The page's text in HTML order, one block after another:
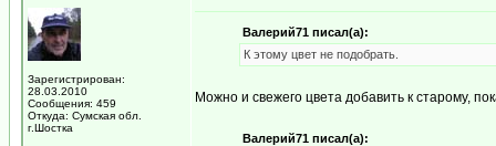
Зарегистрирован:
28.03.2010
Сообщения: 459
Откуда: Сумская обл.
г.Шостка
Валерий71 писал(а):
К этому цвет не подобрать.
Можно и свежего цвета добавить к старому,
Валерий71 писал(а):